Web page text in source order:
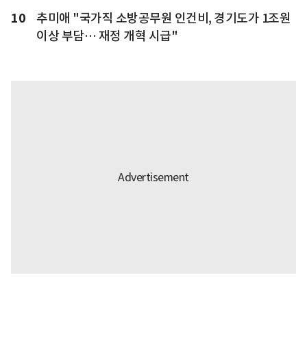
10
추미애 "국가직 소방공무원 인건비, 경기도가 1조원
이상 부담… 재정 개혁 시급"